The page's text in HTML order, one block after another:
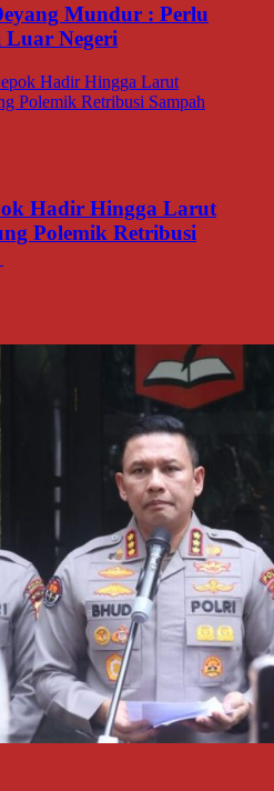
Mundur : Perlu
Luar Negeri
Hadir Hingga Larut
Polemik Retribusi